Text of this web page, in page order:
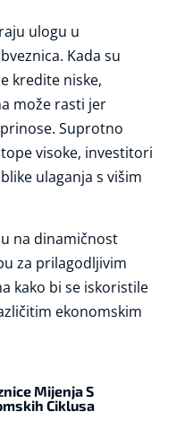
ulogu u
Kada su
kredite niske,
može rasti jer
Suprotno
visoke, investitori
ulaganja s višim
na dinamičnost
za prilagodljivim
kako bi se iskoristile
ekonomskim
Mijenja S
Ciklusa